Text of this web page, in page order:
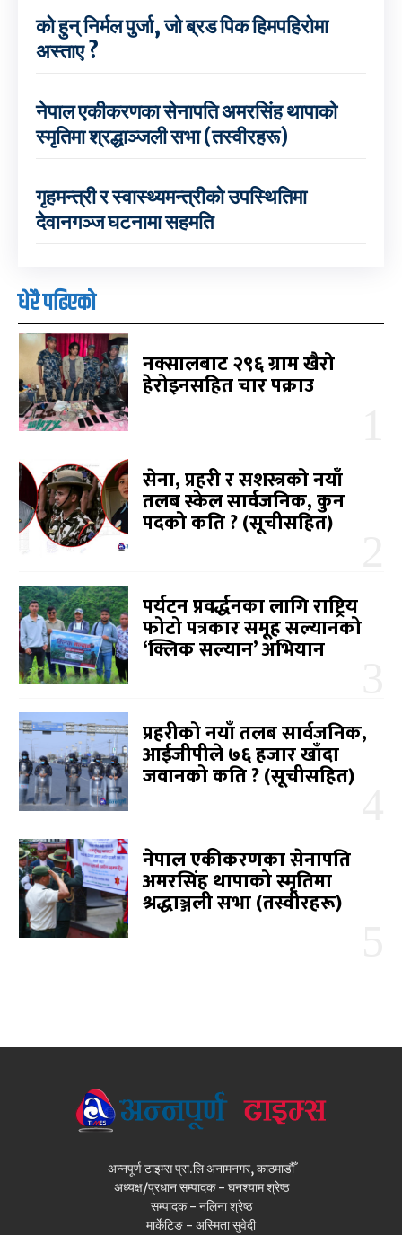
को हुन् निर्मल पुर्जा, जो ब्रड पिक हिमपहिरोमा
अस्ताए ?
नेपाल एकीकरणका सेनापति अमरसिंह थापाको
स्मृतिमा श्रद्धाञ्जली सभा (तस्वीरहरू)
गृहमन्त्री र स्वास्थ्यमन्त्रीको उपस्थितिमा
देवानगञ्ज घटनामा सहमति
धेरै पढिएको
नक्सालबाट २९६ ग्राम खैरो
हेरोइनसहित चार पक्राउ
सेना, प्रहरी र सशस्त्रको नयाँ
तलब स्केल सार्वजनिक, कुन
पदको कति ? (सूचीसहित)
पर्यटन प्रवर्द्धनका लागि राष्ट्रिय
फोटो पत्रकार समूह सल्यानको
‘क्लिक सल्यान’ अभियान
प्रहरीको नयाँ तलब सार्वजनिक,
आईजीपीले ७६ हजार खाँदा
जवानको कति ? (सूचीसहित)
नेपाल एकीकरणका सेनापति
अमरसिंह थापाको स्मृतिमा
श्रद्धाञ्जली सभा (तस्वीरहरू)
अन्नपूर्ण टाइम्स प्रा.लि अनामनगर, काठमाडौँ
अध्यक्ष/प्रधान सम्पादक - घनश्याम श्रेष्ठ
सम्पादक - नलिना श्रेष्ठ
मार्केटिङ - अस्मिता सुवेदी